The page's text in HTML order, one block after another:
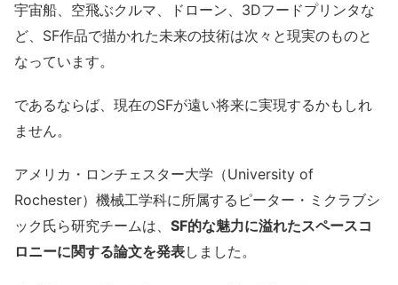
宇宙船、空飛ぶクルマ、ドローン、3Dフードプリンタな
ど、SF作品で描かれた未来の技術は次々と現実のものと
なっています。
であるならば、現在のSFが遠い将来に実現するかもしれ
ません。
アメリカ・ロンチェスター大学（University of
Rochester）機械工学科に所属するピーター・ミクラブシ
ック氏ら研究チームは、 SF的な魅力に溢れたスペースコ
ロニーに関する論文を発表しました。